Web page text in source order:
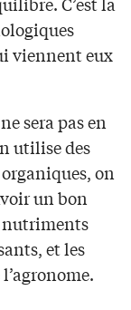
viennent eux
sera pas en
utilise des
on
un bon
nutriments
et les